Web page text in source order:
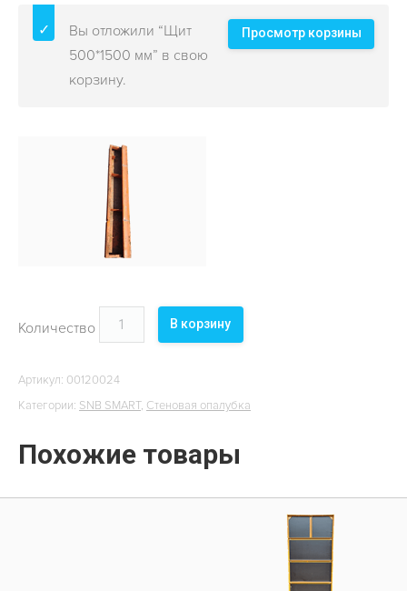
ОБЪЕКТЫ
КОНТАКТЫ
Просмотр корзины
Вы отложили “Щит
500*1500 мм” в свою
корзину.
Количество В корзину
Артикул: 00120024
Категории: SNB SMART, Стеновая опалубка
Похожие товары